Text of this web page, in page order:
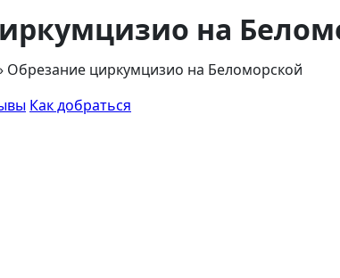
на
Обрезание циркумцизио на Беломорской
Как добраться